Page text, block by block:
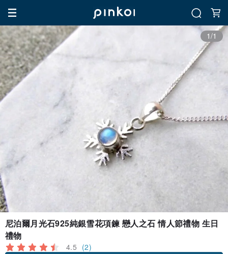
1/1
尼泊爾月光石925純銀雪花項鍊 戀人之石 情人節禮物 生日
禮物
4.5 (2)